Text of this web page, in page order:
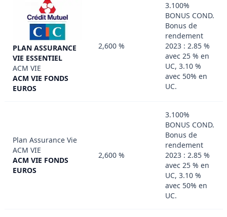
PLAN ASSURANCE
VIE ESSENTIEL
ACM VIE
ACM VIE FONDS
EUROS
2,600 %
3.100%
BONUS COND.
Bonus de
rendement
2023 : 2.85 %
avec 25 % en
UC, 3.10 %
avec 50% en
UC.
Plan Assurance Vie
ACM VIE
ACM VIE FONDS
EUROS
2,600 %
3.100%
BONUS COND.
Bonus de
rendement
2023 : 2.85 %
avec 25 % en
UC, 3.10 %
avec 50% en
UC.